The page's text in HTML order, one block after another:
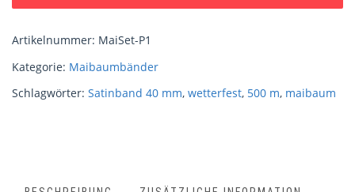
Artikelnummer: MaiSet-P1
Kategorie: Maibaumbänder
Schlagwörter: Satinband 40 mm, wetterfest, 500 m, maibaum